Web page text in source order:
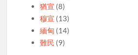
猶宣 (8)
穆宣 (13)
緬甸 (14)
難民 (9)